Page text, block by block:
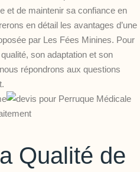
et de maintenir sa confiance en
en détail les avantages d’une
par Les Fées Minines. Pour
son adaptation et son
répondrons aux questions
Qualité de